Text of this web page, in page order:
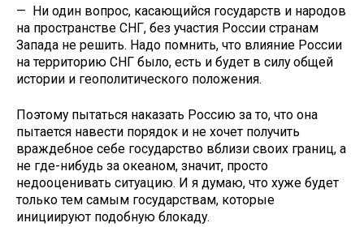
— Ни один вопрос, касающийся государств и народов
на пространстве СНГ, без участия России странам
Запада не решить. Надо помнить, что влияние России
на территорию СНГ было, есть и будет в силу общей
истории и геополитического положения.
Поэтому пытаться наказать Россию за то, что она
пытается навести порядок и не хочет получить
враждебное себе государство вблизи своих границ, а
не где-нибудь за океаном, значит, просто
недооценивать ситуацию. И я думаю, что хуже будет
только тем самым государствам, которые
инициируют подобную блокаду.